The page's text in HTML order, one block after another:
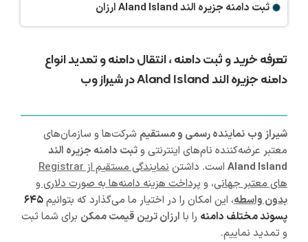
ثبت دامنه جزیره الند Aland Island ارزان
تعرفه خرید و ثبت دامنه ، انتقال دامنه و تمدید انواع
دامنه جزیره الند Aland Island در شیراز وب
شیرازوب نماینده رسمی و مستقیم شرکت‌ها و سازمان‌های
معتبر عرضه‌کننده نام‌های اینترنتی وثبت دامنه جزیره الند
Aland Island است. داشتن
نمایندگی مستقیم از Registrar
های معتبر جهانی، و پرداخت هزینه دامنه‌ها به صورت دلاری و
بدون واسطه، این امکان را در اختیار ما می‌گذارد که بتوانیم۶۴۵
پسوند مختلف دامنه را با ارزان ترین قیمت ممکن برای شما ثبت
و تمدید نماییم.